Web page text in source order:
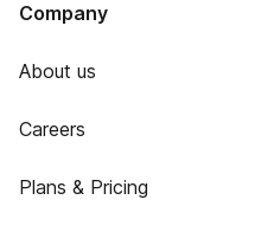
Company
About us
Careers
Plans & Pricing